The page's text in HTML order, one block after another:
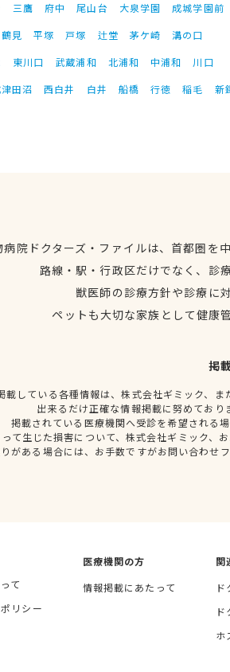
三鷹 府中 尾山台 大泉学園 成城学園前
鶴見 平塚 戸塚 辻堂 茅ケ崎
溝の口
東川口 武蔵浦和 北浦和 中浦和
川口
田沼 西白井 白井 船橋 行徳 稲毛 新
病院ドクターズ・ファイルは、首都圏を
路線・駅・行政区だけでなく、診
獣医師の診療方針や診療に
ペットも大切な家族として健康
掲
載している各種情報は、株式会社ギミック、
出来るだけ正確な情報掲載に努めてお
掲載されている医療機関へ受診を希望される
て生じた損害について、株式会社ギミック、
がある場合には、お手数ですがお問い合わせ
て
リシー
医療機関の方
情報掲載にあたって
関
ホ